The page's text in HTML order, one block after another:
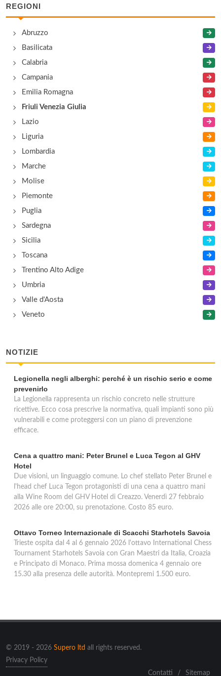
Ai Sette Nani
frazione Prato 30, Prato Carnico
Ai Tre Amici
via Cavour 17, Mortegliano
Al Belvedere
REGIONI
Abruzzo
Basilicata
Calabria
Campania
Emilia Romagna
Friuli Venezia Giulia
Lazio
Liguria
Lombardia
Marche
Molise
Piemonte
Puglia
Sardegna
Sicilia
Toscana
Trentino Alto Adige
Umbria
Valle d'Aosta
Veneto
NOTIZIE
Legionella negli alberghi: perché è un rischio serio e come
prevenirlo
La Legionella rappresenta un rischio concreto nelle strutture
ricettive. Ecco cosa prescrive la normativa, quali impianti sono più
vulnerabili e come proteggersi con un piano di prevenzione
efficace.
Cena a quattro mani: Peter Brunel e Luca Tegon al GHV
Hotel
Due visioni, un linguaggio comune. Lo chef stellato Peter Brunel e
l'head chef Luca Tegon protagonisti di una cena a quattro mani
alla Wine Room del GHV Hotel di Creazzo. Venerdì 27 febbraio
2026 alle ore 20:00, su prenotazione. Costo 85 euro.
Ottavo Torneo Internazionale di Scacchi Starhotels Savoia
Trieste ospita dal 4 al 6 gennaio 2026 l'ottavo International Chess
Tournament Starhotels Savoia con Gran Maestri da Italia, Croazia
e Principato di Monaco. Prima mossa domenica 4 gennaio ore
15.30 alla presenza delle autorità. Montepremi 1.500 euro.
© 2019 - 2026 Supero ltd all rights reserved.
Privacy Policy
Contatti
/ Sitemap